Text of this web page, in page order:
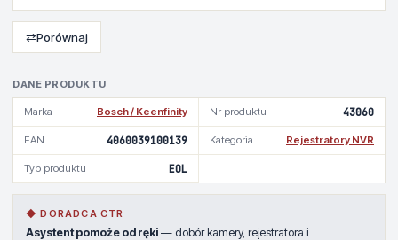
DANE PRODUKTU
Marka Bosch / Keenfinity Nr produktu 43060
EAN 4060039100139 Kategoria Rejestratory NVR
Typ produktu EOL
◆ DORADCA CTR
Asystent pomoże od ręki — dobór kamery, rejestratora i
⇄Porównaj